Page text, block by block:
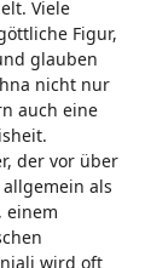
Viele
Figur,
glauben
nicht nur
auch eine
der vor über
als
einem
wird oft